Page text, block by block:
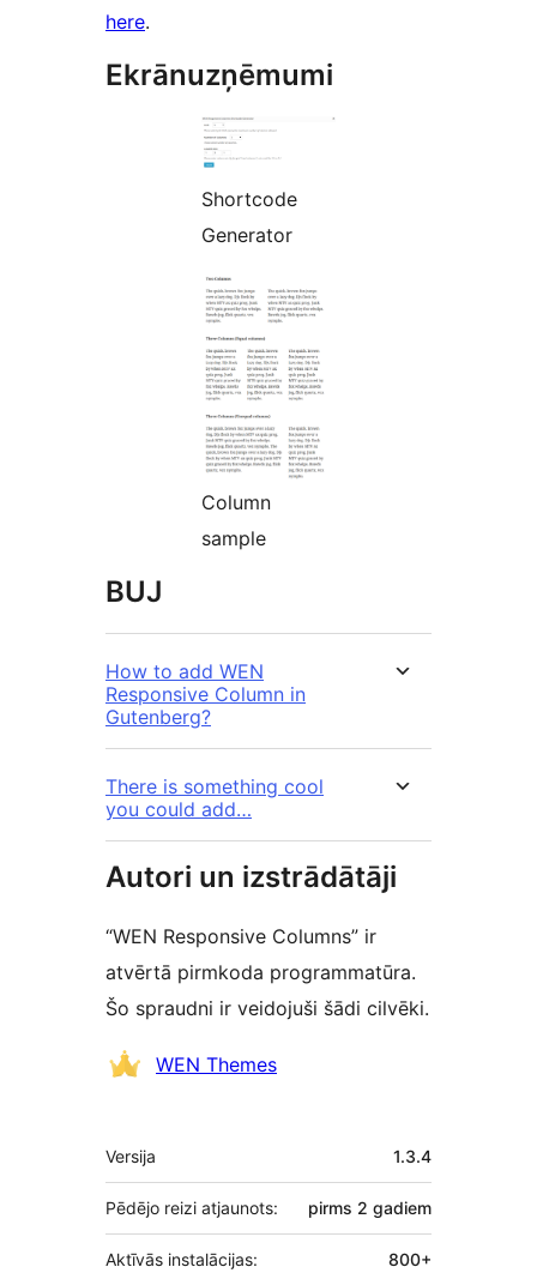
here.
Ekrānuzņēmumi
Shortcode
Generator
Column
sample
BUJ
How to add WEN
Responsive Column in
Gutenberg?
There is something cool
you could add…
Autori un izstrādātāji
“WEN Responsive Columns” ir
atvērtā pirmkoda programmatūra.
Šo spraudni ir veidojuši šādi cilvēki.
Līdzdalībnieki
WEN Themes
Meta
Versija 1.3.4
Pēdējo reizi atjaunots: pirms 2 gadiem
Aktīvās instalācijas: 800+